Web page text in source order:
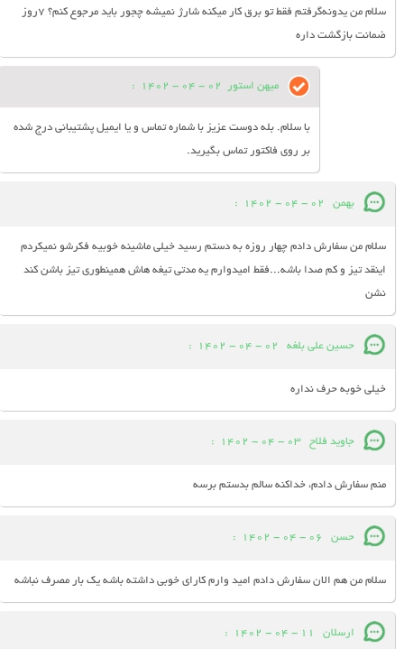
سلام من یدونه‌گرفتم فقط تو برق کار میکنه شارژ نمیشه چجور باید مرجوع کنم؟ 7روز
ضمانت بازگشت داره
میهن استور 02 - 04 - 1402
:
با سلام. بله دوست عزیز با شماره تماس و یا ایمیل پشتیبانی درج شده
بر روی فاکتور تماس بگیرید.
بهمن 02 - 04 - 1402
:
سلام من سفارش دادم چهار روزه به دستم رسید خیلی ماشینه خوبیه فکرشو نمیکردم
اینقد تیز و کم صدا باشه...فقط امیدوارم یه مدتی تیغه هاش همینطوری تیز باشن کند
نشن
حسین علی بلغه 02 - 04 - 1402
:
خیلی خوبه حرف نداره
جاوید فلاح 03 - 04 - 1402
:
منم سفارش دادم، خداکنه سالم بدستم برسه
حسن 06 - 04 - 1402
:
سلام من هم الان سفارش دادم امید وارم کارای خوبی داشته باشه یک بار مصرف نباشه
ارسلان 11 - 04 - 1402
: